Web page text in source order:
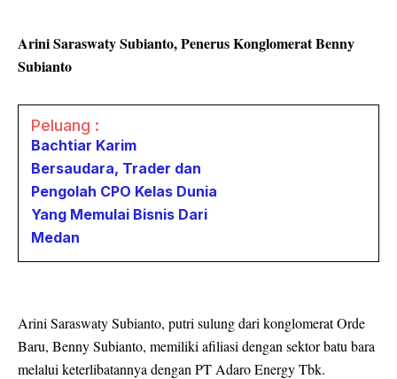
Arini Saraswaty Subianto, Penerus Konglomerat Benny
Subianto
Peluang :
Bachtiar Karim
Bersaudara, Trader dan
Pengolah CPO Kelas Dunia
Yang Memulai Bisnis Dari
Medan
Arini Saraswaty Subianto, putri sulung dari konglomerat Orde
Baru, Benny Subianto, memiliki afiliasi dengan sektor batu bara
melalui keterlibatannya dengan PT Adaro Energy Tbk.